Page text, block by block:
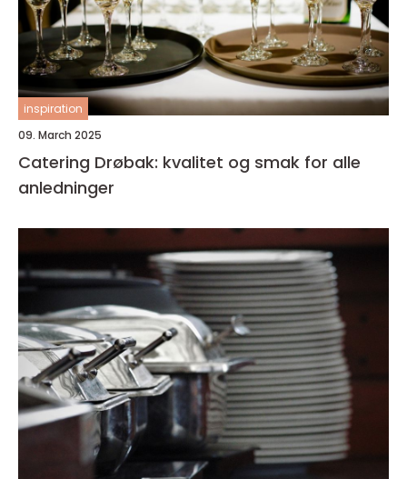
inspiration
09. March 2025
Catering Drøbak: kvalitet og smak for alle
anledninger